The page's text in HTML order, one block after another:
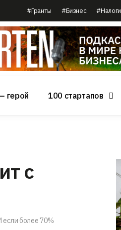
#Гранты #Бизнес #Налоги
герой 100 стартапов
с
если более 70%